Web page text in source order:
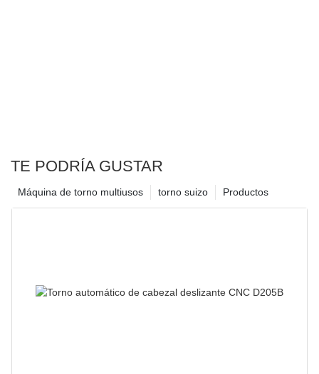
TE PODRÍA GUSTAR
Productos
torno suizo
Máquina de torno multiusos